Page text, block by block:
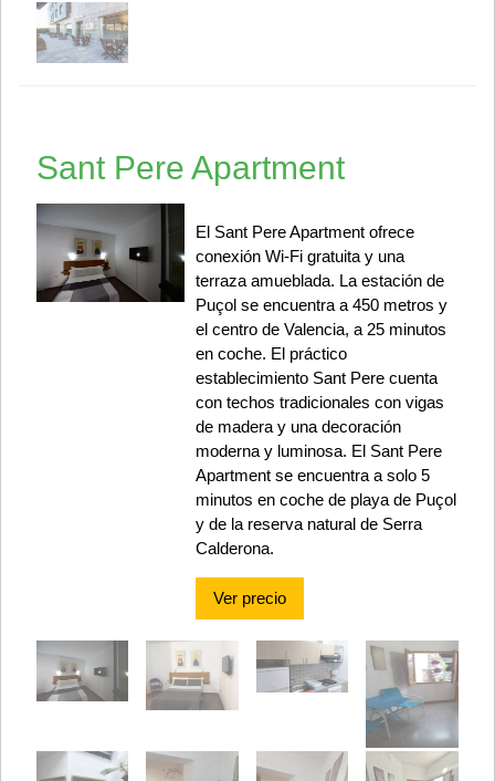
Sant Pere Apartment
El Sant Pere Apartment ofrece
conexión Wi-Fi gratuita y una
terraza amueblada. La estación de
Puçol se encuentra a 450 metros y
el centro de Valencia, a 25 minutos
en coche. El práctico
establecimiento Sant Pere cuenta
con techos tradicionales con vigas
de madera y una decoración
moderna y luminosa. El Sant Pere
Apartment se encuentra a solo 5
minutos en coche de playa de Puçol
y de la reserva natural de Serra
Calderona.
Ver precio